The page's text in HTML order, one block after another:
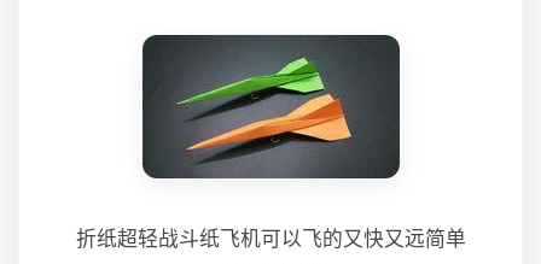
折纸超轻战斗纸飞机可以飞的又快又远简单